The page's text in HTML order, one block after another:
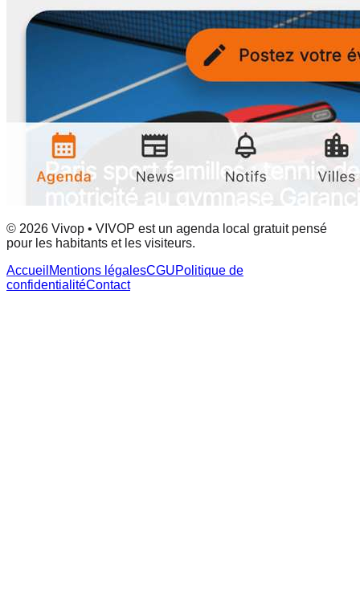
© 2026 Vivop • VIVOP est un agenda local gratuit pensé
pour les habitants et les visiteurs.
Accueil Mentions légalesCGUPolitique de
confidentialitéContact